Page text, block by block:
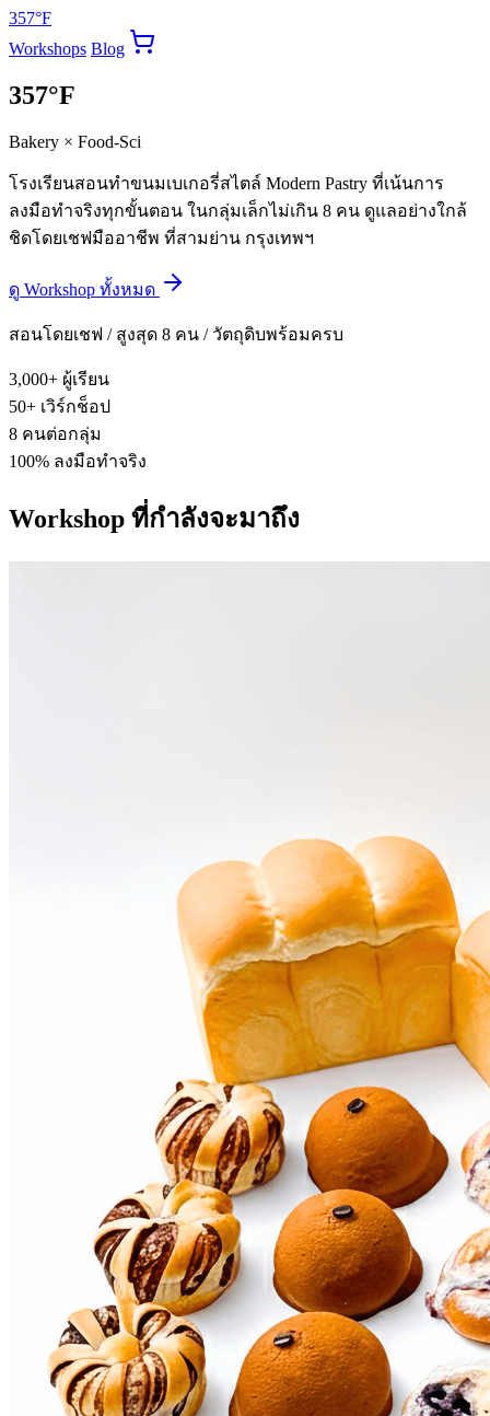
357°F
Workshops Blog
357°F
Bakery × Food-Sci
โรงเรียนสอนทำขนมเบเกอรี่สไตล์ Modern Pastry ที่เน้นการ
ลงมือทำจริงทุกขั้นตอน ในกลุ่มเล็กไม่เกิน 8 คน ดูแลอย่างใกล้
ชิดโดยเชฟมืออาชีพ ที่สามย่าน กรุงเทพฯ
ดู Workshop ทั้งหมด
สอนโดยเชฟ / สูงสุด 8 คน / วัตถุดิบพร้อมครบ
3,000+ ผู้เรียน
50+ เวิร์กช็อป
8 คนต่อกลุ่ม
100% ลงมือทำจริง
Workshop ที่กำลังจะมาถึง